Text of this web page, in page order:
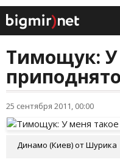
Тимощук: У
25 сентября 2011, 00:00
Динамо (Киев) от Шурика